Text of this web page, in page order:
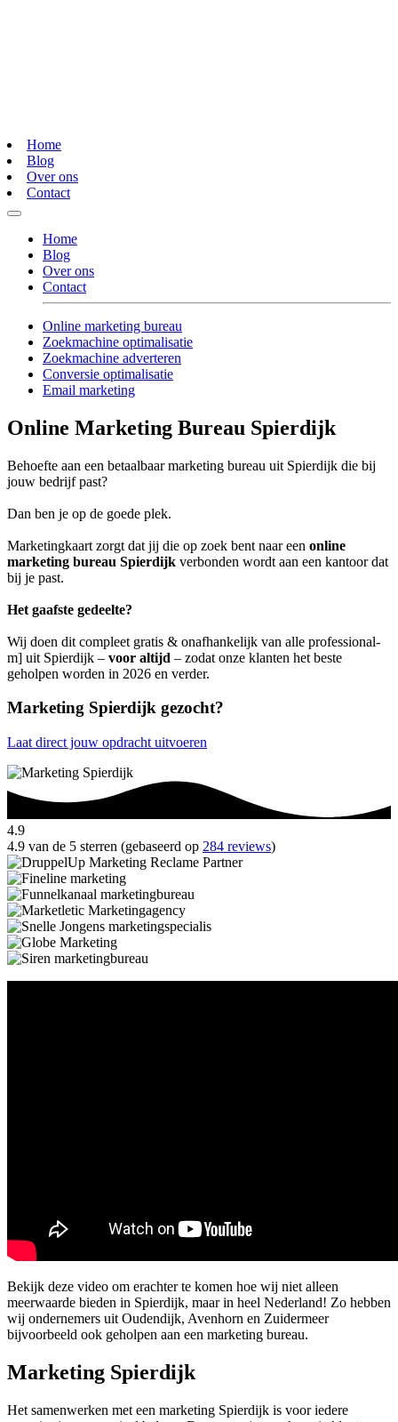
Home
Blog
Over ons
Contact
Home
Blog
Over ons
Contact
Online marketing bureau
Zoekmachine optimalisatie
Zoekmachine adverteren
Conversie optimalisatie
Email marketing
Online Marketing Bureau Spierdijk
Behoefte aan een betaalbaar marketing bureau uit Spierdijk die bij
jouw bedrijf past?
Dan ben je op de goede plek.
Marketingkaart zorgt dat jij die op zoek bent naar een online
marketing bureau Spierdijk verbonden wordt aan een kantoor dat
bij je past.
Het gaafste gedeelte?
Wij doen dit compleet gratis & onafhankelijk van alle professional-
m] uit Spierdijk – voor altijd – zodat onze klanten het beste
geholpen worden in 2026 en verder.
Marketing Spierdijk gezocht?
Laat direct jouw opdracht uitvoeren
4.9
4.9 van de 5 sterren (gebaseerd op 284 reviews)
Bekijk deze video om erachter te komen hoe wij niet alleen
meerwaarde bieden in Spierdijk, maar in heel Nederland! Zo hebben
wij ondernemers uit Oudendijk, Avenhorn en Zuidermeer
bijvoorbeeld ook geholpen aan een marketing bureau.
Marketing Spierdijk
Het samenwerken met een marketing Spierdijk is voor iedere